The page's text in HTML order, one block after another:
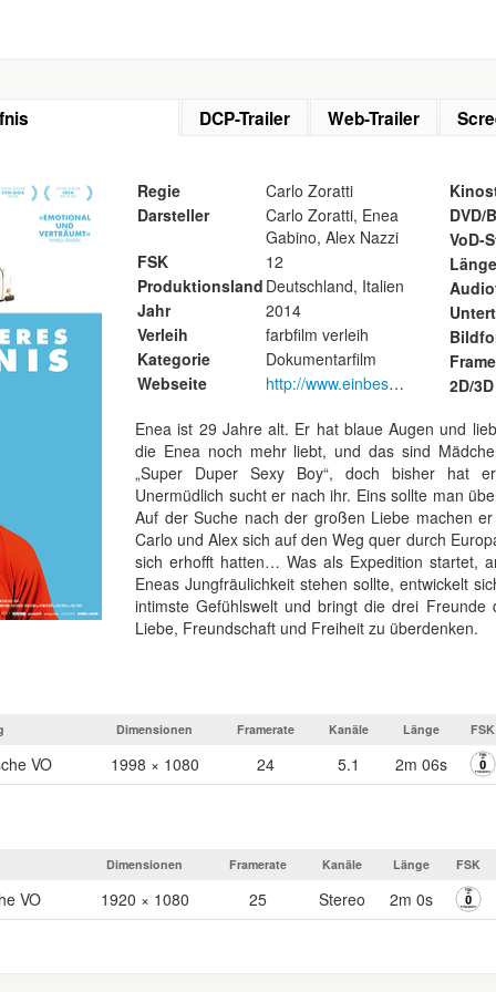
DCP-Trailer Web-Trailer
Regie
Carlo Zoratti
Darsteller
Carlo Zoratti, Enea
Gabino, Alex Nazzi
FSK
12
Produktionsland Deutschland, Italien
Jahr
2014
Verleih
farbfilm verleih
Kategorie
Dokumentarfilm
Webseite
http://www.einbesonderesbeduerfnis.de
DVD/
VoD-
Länge
2D/3D
Enea ist 29 Jahre alt. Er hat blaue Augen und
die Enea noch mehr liebt, und das sind
„Super Duper Sexy Boy“, doch bisher hat
Unermüdlich sucht er nach ihr. Eins sollte man
Auf der Suche nach der großen Liebe machen
Carlo und Alex sich auf den Weg quer durch
sich erhofft hatten… Was als Expedition startet,
Eneas Jungfräulichkeit stehen sollte, entwickelt
intimste Gefühlswelt und bringt die drei Freunde
Liebe, Freundschaft und Freiheit zu überdenken.
Dimensionen Framerate Kanäle Länge FSK
VO 1998 × 1080 24 5.1 2m 06s
Dimensionen Framerate Kanäle Länge FSK
VO 1920 × 1080 25 Stereo 2m 0s